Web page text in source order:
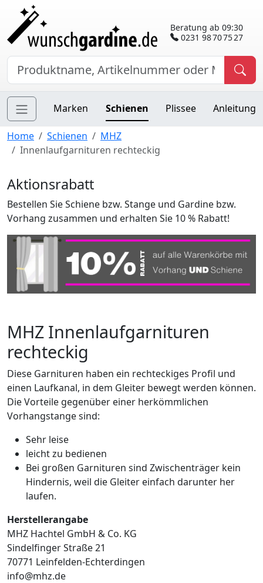
Beratung ab 09:30
0231 98 70 75 27
Marken Schienen Plissee Anleitung
Home Schienen
MHZ
Innenlaufgarnituren rechteckig
Aktionsrabatt
Bestellen Sie Schiene bzw. Stange und Gardine bzw.
Vorhang zusammen und erhalten Sie 10 % Rabatt!
MHZ Innenlaufgarnituren
rechteckig
Diese Garnituren haben ein rechteckiges Profil und
einen Laufkanal, in dem Gleiter bewegt werden können.
Die Vorteile gegenüber einer herkömmlichen
Vorhangstange sind:
Sehr leise
leicht zu bedienen
Bei großen Garnituren sind Zwischenträger kein
Hindernis, weil die Gleiter einfach darunter her
laufen.
Herstellerangabe
MHZ Hachtel GmbH & Co. KG
Sindelfinger Straße 21
70771 Leinfelden-Echterdingen
info@mhz.de